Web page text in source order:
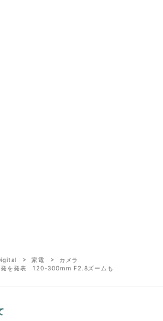
家電
カメラ
発を発表 120-300mm F2.8ズームも